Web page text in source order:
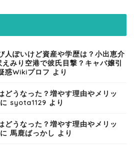
人ぽいけど資産や学歴は？小出恵介
えみり空港で彼氏目撃？キャバ嬢引
惑Wikiプロフ より
どうなった？増やす理由やメリッ
に syota1129 より
どうなった？増やす理由やメリッ
に 馬鹿ばっかし より